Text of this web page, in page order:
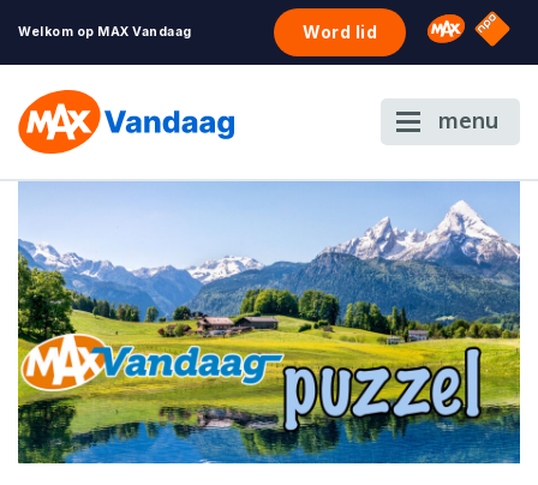
Welkom op MAX Vandaag Word lid Omroep
NPO
menu